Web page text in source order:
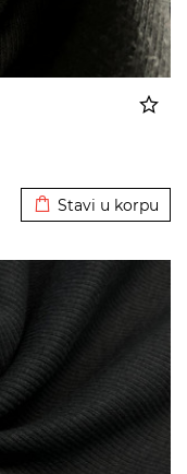
Stavi u korpu